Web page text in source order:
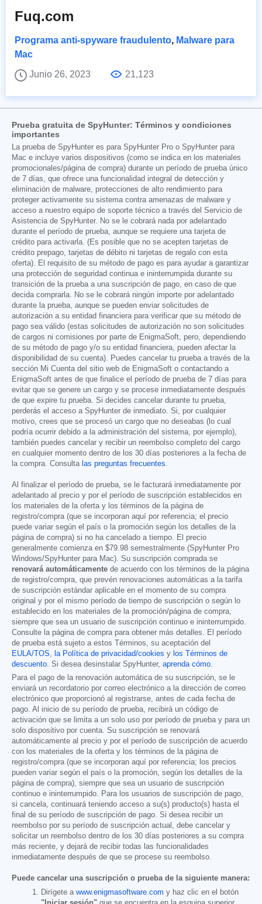
Fuq.com
Programa anti-spyware fraudulento, Malware para
Mac
Junio 26, 2023
21,123
Prueba gratuita de SpyHunter: Términos y condiciones
importantes
La prueba de SpyHunter es para SpyHunter Pro o SpyHunter para
Mac e incluye varios dispositivos (como se indica en los materiales
promocionales/página de compra) durante un período de prueba único
de 7 días, que ofrece una funcionalidad integral de detección y
eliminación de malware, protecciones de alto rendimiento para
proteger activamente su sistema contra amenazas de malware y
acceso a nuestro equipo de soporte técnico a través del Servicio de
Asistencia de SpyHunter. No se le cobrará nada por adelantado
durante el período de prueba, aunque se requiere una tarjeta de
crédito para activarla. (Es posible que no se acepten tarjetas de
crédito prepago, tarjetas de débito ni tarjetas de regalo con esta
oferta). El requisito de su método de pago es para ayudar a garantizar
una protección de seguridad continua e ininterrumpida durante su
transición de la prueba a una suscripción de pago, en caso de que
decida comprarla. No se le cobrará ningún importe por adelantado
durante la prueba, aunque se pueden enviar solicitudes de
autorización a su entidad financiera para verificar que su método de
pago sea válido (estas solicitudes de autorización no son solicitudes
de cargos ni comisiones por parte de EnigmaSoft, pero, dependiendo
de su método de pago y/o su entidad financiera, pueden afectar la
disponibilidad de su cuenta). Puedes cancelar tu prueba a través de la
sección Mi Cuenta del sitio web de EnigmaSoft o contactando a
EnigmaSoft antes de que finalice el período de prueba de 7 días para
evitar que se genere un cargo y se procese inmediatamente después
de que expire tu prueba. Si decides cancelar durante tu prueba,
perderás el acceso a SpyHunter de inmediato. Si, por cualquier
motivo, crees que se procesó un cargo que no deseabas (lo cual
podría ocurrir debido a la administración del sistema, por ejemplo),
también puedes cancelar y recibir un reembolso completo del cargo
en cualquier momento dentro de los 30 días posteriores a la fecha de
la compra. Consulta las preguntas frecuentes.
Al finalizar el período de prueba, se le facturará inmediatamente por
adelantado al precio y por el período de suscripción establecidos en
los materiales de la oferta y los términos de la página de
registro/compra (que se incorporan aquí por referencia; el precio
puede variar según el país o la promoción según los detalles de la
página de compra) si no ha cancelado a tiempo. El precio
generalmente comienza en $79.98 semestralmente (SpyHunter Pro
Windows/SpyHunter para Mac). Su suscripción comprada se
renovará automáticamente de acuerdo con los términos de la página
de registro/compra, que prevén renovaciones automáticas a la tarifa
de suscripción estándar aplicable en el momento de su compra
original y por el mismo período de tiempo de suscripción o según lo
establecido en los materiales de la promoción/página de compra,
siempre que sea un usuario de suscripción continuo e ininterrumpido.
Consulte la página de compra para obtener más detalles. El período
de prueba está sujeto a estos Términos, su aceptación del
EULA/TOS, la Política de privacidad/cookies y los Términos de
descuento. Si desea desinstalar SpyHunter, aprenda cómo.
Para el pago de la renovación automática de su suscripción, se le
enviará un recordatorio por correo electrónico a la dirección de correo
electrónico que proporcionó al registrarse, antes de cada fecha de
pago. Al inicio de su período de prueba, recibirá un código de
activación que se limita a un solo uso por período de prueba y para un
solo dispositivo por cuenta. Su suscripción se renovará
automáticamente al precio y por el período de suscripción de acuerdo
con los materiales de la oferta y los términos de la página de
registro/compra (que se incorporan aquí por referencia; los precios
pueden variar según el país o la promoción, según los detalles de la
página de compra), siempre que sea un usuario de suscripción
continuo e ininterrumpido. Para los usuarios de suscripción de pago,
si cancela, continuará teniendo acceso a su(s) producto(s) hasta el
final de su período de suscripción de pago. Si desea recibir un
reembolso por su período de suscripción actual, debe cancelar y
solicitar un reembolso dentro de los 30 días posteriores a su compra
más reciente, y dejará de recibir todas las funcionalidades
inmediatamente después de que se procese su reembolso.
Puede cancelar una suscripción o prueba de la siguiente manera:
Dirígete a www.enigmasoftware.com y haz clic en el botón